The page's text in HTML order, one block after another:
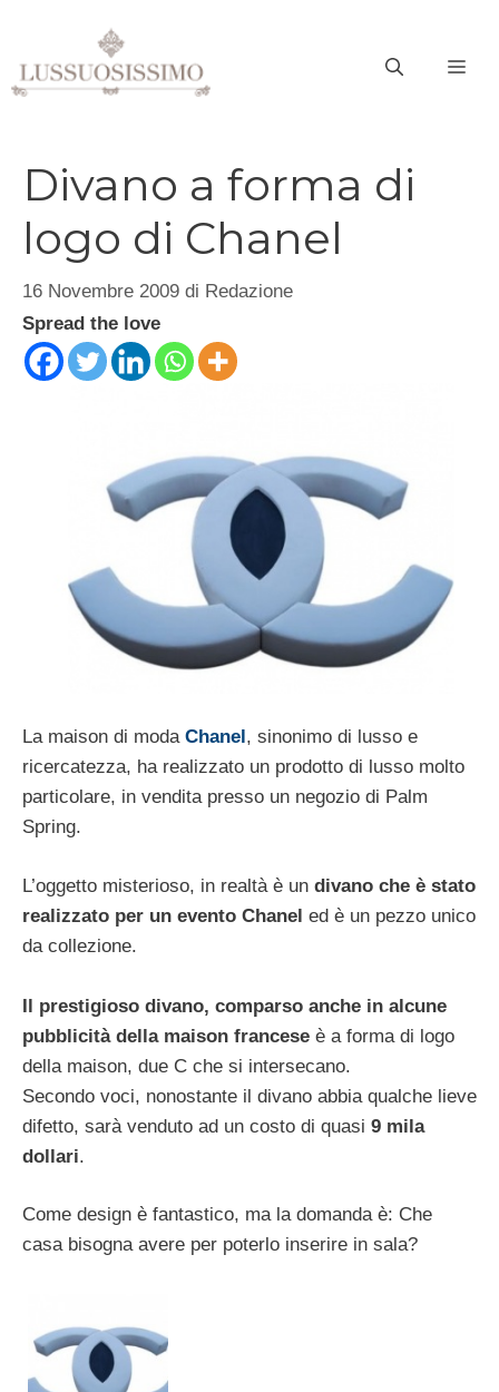
contenuto
Divano a forma di
logo di Chanel
16 Novembre 2009 di Redazione
Spread the love
La maison di moda Chanel , sinonimo di lusso e
ricercatezza, ha realizzato un prodotto di lusso molto
particolare, in vendita presso un negozio di Palm
Spring.
L’oggetto misterioso, in realtà è un divano che è stato
realizzato per un evento Chanel ed è un pezzo unico
da collezione.
Il prestigioso divano, comparso anche in alcune
pubblicità della maison francese è a forma di logo
della maison, due C che si intersecano.
Secondo voci, nonostante il divano abbia qualche lieve
difetto, sarà venduto ad un costo di quasi 9 mila
dollari.
Come design è fantastico, ma la domanda è: Che
casa bisogna avere per poterlo inserire in sala?